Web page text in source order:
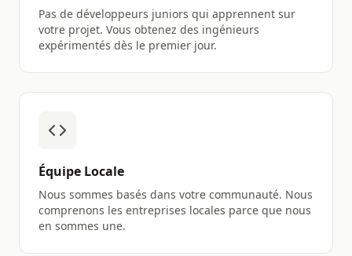
Pas de développeurs juniors qui apprennent sur
votre projet. Vous obtenez des ingénieurs
expérimentés dès le premier jour.
Équipe Locale
Nous sommes basés dans votre communauté. Nous
comprenons les entreprises locales parce que nous
en sommes une.